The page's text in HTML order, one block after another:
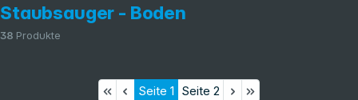
Staubsauger - Boden
38 Produkte
Seite 1 Seite 2